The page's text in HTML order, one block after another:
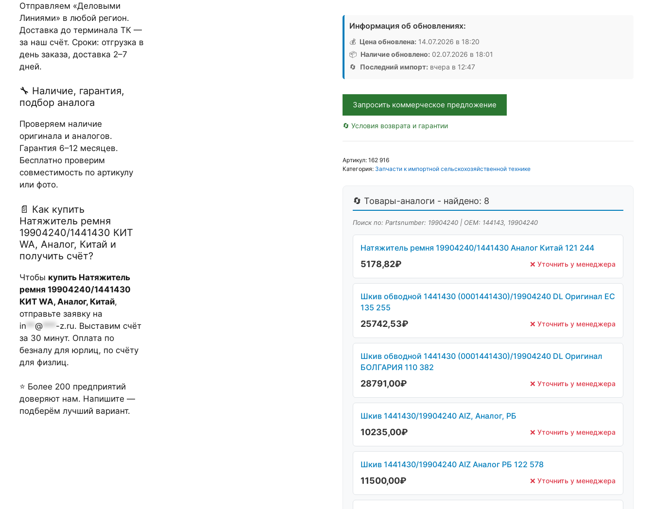
товара
Натяжитель
ремня
19904240/1441430
КИТ
WA,
Аналог,
Информация об обновлениях:
💰 Цена обновлена: 14.07.2026 в 18:20
📦 Наличие обновлено: 02.07.2026 в 18:01
🔄 Последний импорт: вчера в 12:47
Запросить коммерческое предложение
🔄 Условия возврата и гарантии
Артикул: 162 916
Категория: Запчасти к импортной сельскохозяйственной технике
🔄 Товары-аналоги - найдено: 8
Поиск по: Partsnumber: 19904240 | OEM: 144143, 19904240
Натяжитель ремня 19904240/1441430 Аналог Китай 121 244
5178,82₽ ❌ Уточнить у менеджера
Шкив обводной 1441430 (0001441430)/19904240 DL Оригинал ЕС
135 255
25742,53₽ ❌ Уточнить у менеджера
Шкив обводной 1441430 (0001441430)/19904240 DL Оригинал
БОЛГАРИЯ 110 382
28791,00₽ ❌ Уточнить у менеджера
Шкив 1441430/19904240 AIZ, Аналог, РБ
10235,00₽ ❌ Уточнить у менеджера
Шкив 1441430/19904240 AIZ Аналог РБ 122 578
11500,00₽ ❌ Уточнить у менеджера
Отправляем «Деловыми
Линиями» в любой регион.
Доставка до терминала ТК —
за наш счёт. Сроки: отгрузка в
день заказа, доставка 2–7
дней.
🔧 Наличие, гарантия,
подбор аналога
Проверяем наличие
оригинала и аналогов.
Гарантия 6–12 месяцев.
Бесплатно проверим
совместимость по артикулу
или фото.
📄 Как купить
Натяжитель ремня
19904240/1441430 КИТ
WA, Аналог, Китай и
получить счёт?
Чтобы купить Натяжитель
ремня 19904240/1441430
КИТ WA, Аналог, Китай,
отправьте заявку на
in ** @ *** -z.ru. Выставим счёт
за 30 минут. Оплата по
безналу для юрлиц, по счёту
для физлиц.
⭐ Более 200 предприятий
доверяют нам. Напишите —
подберём лучший вариант.